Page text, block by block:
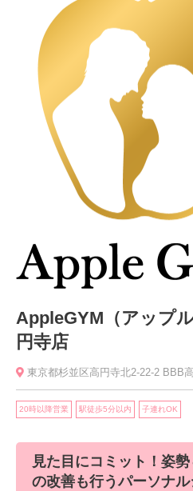
AppleGYM（アップ
円寺店
東京都杉並区高円寺北2-22-2 BBB
20時以降営業 駅徒歩5分以内 子連れOK
見た目にコミット！姿
の改善も行うパーソナル